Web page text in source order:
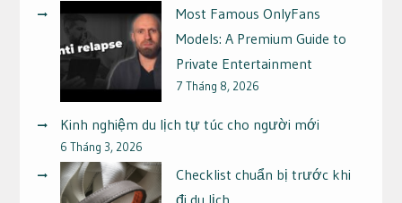
Most Famous OnlyFans
Models: A Premium Guide to
Private Entertainment
7 Tháng 8, 2026
Kinh nghiệm du lịch tự túc cho người mới
6 Tháng 3, 2026
Checklist chuẩn bị trước khi
đi du lịch